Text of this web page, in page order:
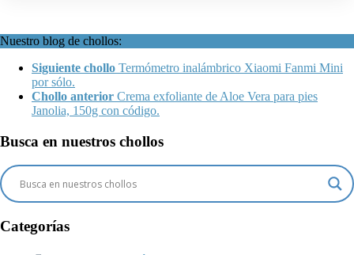
Nuestro blog de chollos:
Siguiente chollo Termómetro inalámbrico Xiaomi Fanmi Mini
por sólo.
Chollo anterior Crema exfoliante de Aloe Vera para pies
Janolia, 150g con código.
Busca en nuestros chollos
Categorías